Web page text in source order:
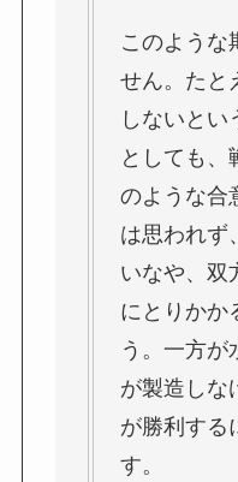
このような
せん。たと
しないとい
としても、
のような合
は思われず
いなや、双
にとりかか
う。一方が
が製造しな
が勝利する
す。